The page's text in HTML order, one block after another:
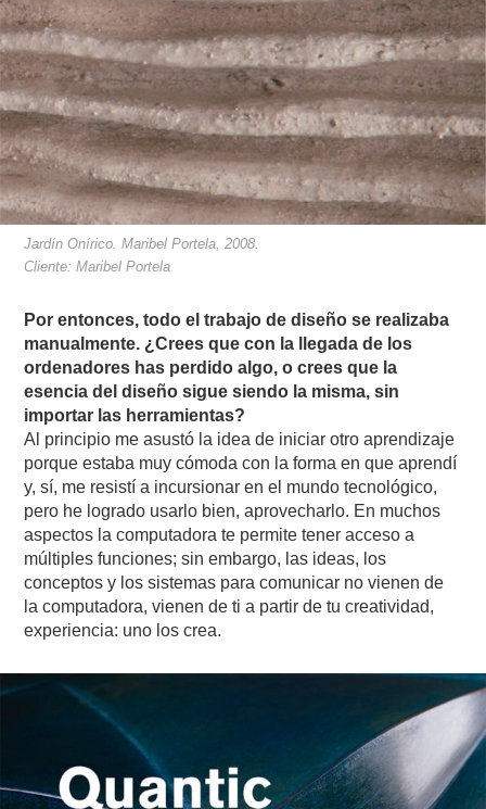
Jardín Onírico. Maribel Portela, 2008.
Cliente: Maribel Portela
Por entonces, todo el trabajo de diseño se realizaba
manualmente. ¿Crees que con la llegada de los
ordenadores has perdido algo, o crees que la
esencia del diseño sigue siendo la misma, sin
importar las herramientas?
Al principio me asustó la idea de iniciar otro aprendizaje
porque estaba muy cómoda con la forma en que aprendí
y, sí, me resistí a incursionar en el mundo tecnológico,
pero he logrado usarlo bien, aprovecharlo. En muchos
aspectos la computadora te permite tener acceso a
múltiples funciones; sin embargo, las ideas, los
conceptos y los sistemas para comunicar no vienen de
la computadora, vienen de ti a partir de tu creatividad,
experiencia: uno los crea.